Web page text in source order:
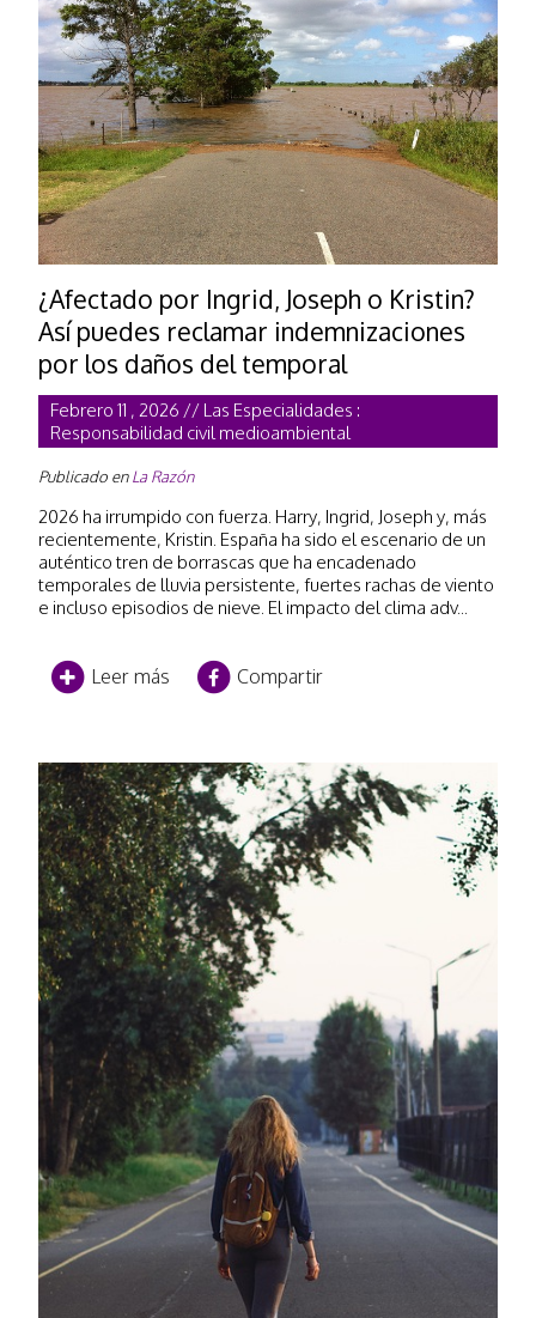
¿Afectado por Ingrid, Joseph o Kristin?
Así puedes reclamar indemnizaciones
por los daños del temporal
Febrero 11 , 2026 // Las Especialidades :
Responsabilidad civil medioambiental
Publicado enLa Razón
2026 ha irrumpido con fuerza. Harry, Ingrid, Joseph y, más
recientemente, Kristin. España ha sido el escenario de un
auténtico tren de borrascas que ha encadenado
temporales de lluvia persistente, fuertes rachas de viento
e incluso episodios de nieve. El impacto del clima adv...
Leer más Compartir